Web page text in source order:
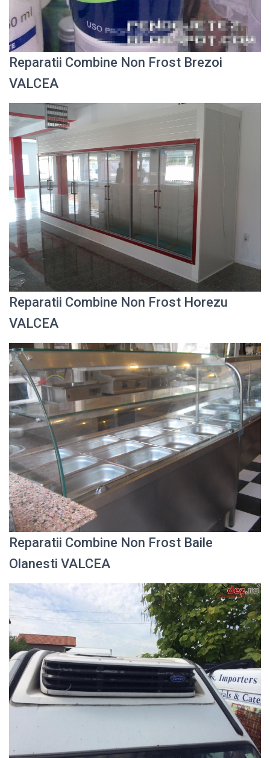
Reparatii Combine Non Frost Brezoi
VALCEA
Reparatii Combine Non Frost Horezu
VALCEA
Reparatii Combine Non Frost Baile
Olanesti VALCEA